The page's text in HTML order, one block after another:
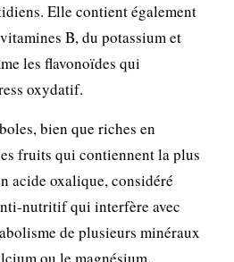
Elle contient également
B, du potassium et
les flavonoïdes qui
oxydatif.
bien que riches en
fruits qui contiennent la plus
acide oxalique, considéré
nutritif qui interfère avec
de plusieurs minéraux